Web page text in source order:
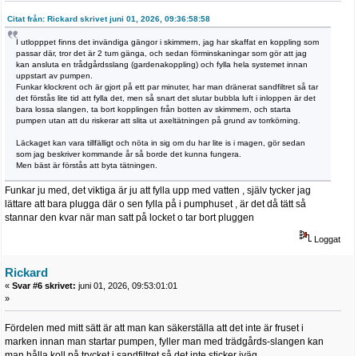
Citat från: Rickard skrivet juni 01, 2026, 09:36:58:58
I utlopppet finns det invändiga gängor i skimmern, jag har skaffat en koppling som
passar där, tror det är 2 tum gänga, och sedan förminskaningar som gör att jag
kan ansluta en trådgårdsslang (gardenakoppling) och fylla hela systemet innan
uppstart av pumpen.
Funkar klockrent och är gjort på ett par minuter, har man dränerat sandfiltret så tar
det förstås lite tid att fylla det, men så snart det slutar bubbla luft i inloppen är det
bara lossa slangen, ta bort kopplingen från botten av skimmern, och starta
pumpen utan att du riskerar att slita ut axeltätningen på grund av torrkörning.
Läckaget kan vara tillfälligt och nöta in sig om du har lite is i magen, gör sedan
som jag beskriver kommande år så borde det kunna fungera.
Men bäst är förstås att byta tätningen.
Funkar ju med, det viktiga är ju att fylla upp med vatten , själv tycker jag
lättare att bara plugga där o sen fylla på i pumphuset , är det då tätt så
stannar den kvar när man satt på locket o tar bort pluggen
Loggat
Rickard
« Svar #6 skrivet: juni 01, 2026, 09:53:01:01
»
Fördelen med mitt sätt är att man kan säkerställa att det inte är fruset i
marken innan man startar pumpen, fyller man med trädgårds-slangen kan